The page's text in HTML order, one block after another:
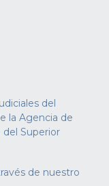
del
la Agencia de
Superior
de nuestro